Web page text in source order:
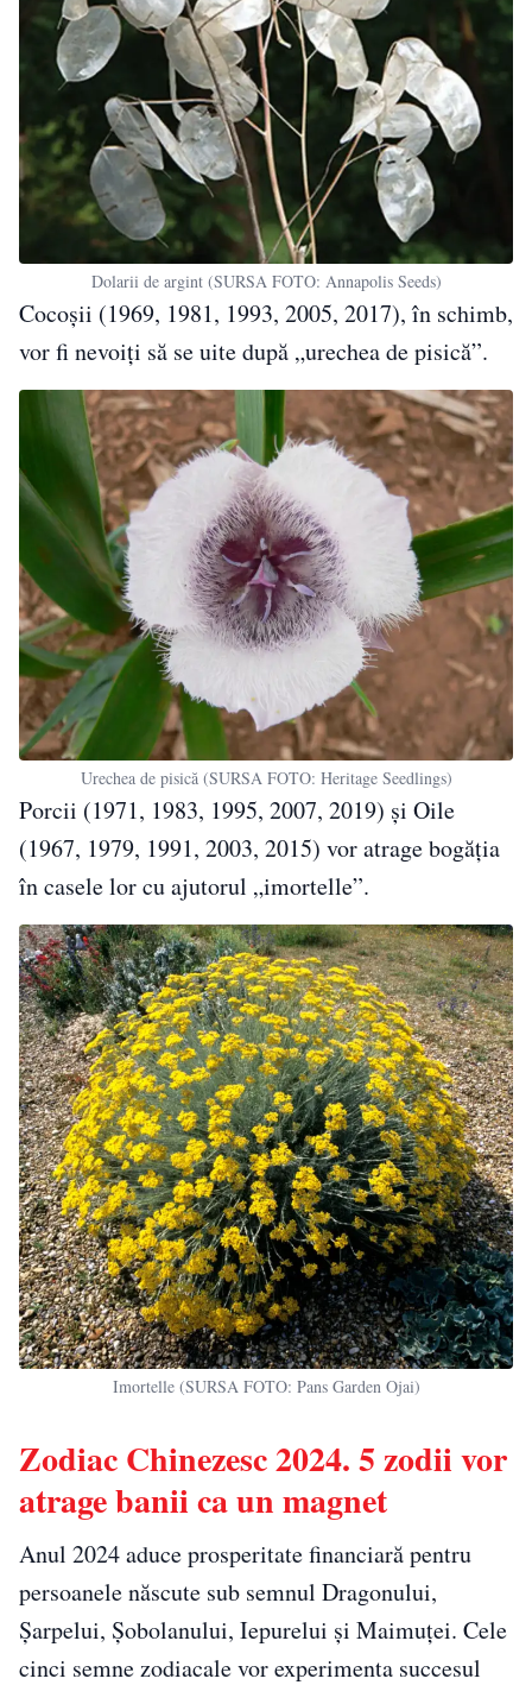
Dolarii de argint (SURSA FOTO: Annapolis Seeds)
Cocoșii (1969, 1981, 1993, 2005, 2017), în schimb,
vor fi nevoiți să se uite după „urechea de pisică”.
Urechea de pisică (SURSA FOTO: Heritage Seedlings)
Porcii (1971, 1983, 1995, 2007, 2019) și Oile
(1967, 1979, 1991, 2003, 2015) vor atrage bogăţia
în casele lor cu ajutorul „imortelle”.
Imortelle (SURSA FOTO: Pans Garden Ojai)
Zodiac Chinezesc 2024. 5 zodii vor
atrage banii ca un magnet
Anul 2024 aduce prosperitate financiară pentru
persoanele născute sub semnul Dragonului,
Șarpelui, Șobolanului, Iepurelui și Maimuței. Cele
cinci semne zodiacale vor experimenta succesul